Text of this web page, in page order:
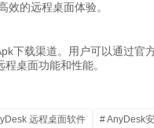
的远程桌面体验。
下载渠道。用户可以通过官
桌面功能和性能。
远程桌面软件 # AnyDesk